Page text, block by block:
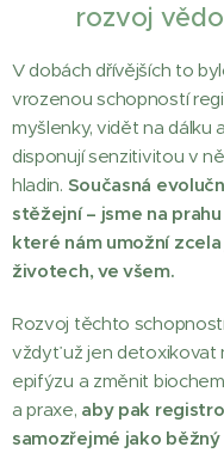
rozvoj
V dobách dřívějších to
vrozenou schopností
myšlenky, vidět na dálku
disponují senzitivitou v
hladin. Současná
stěžejní – jsme na
které nám umožní
životech, ve všem.
Rozvoj těchto
vždyť už jen detoxikovat
epifýzu a změnit
a praxe, aby pak
samozřejmé jako běžný